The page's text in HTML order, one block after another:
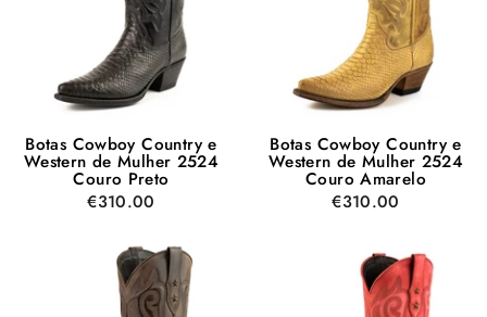
Botas Cowboy Country e
Western de Mulher 2524
Couro Preto
€310.00
Botas Cowboy Country e
Western de Mulher 2524
Couro Amarelo
€310.00